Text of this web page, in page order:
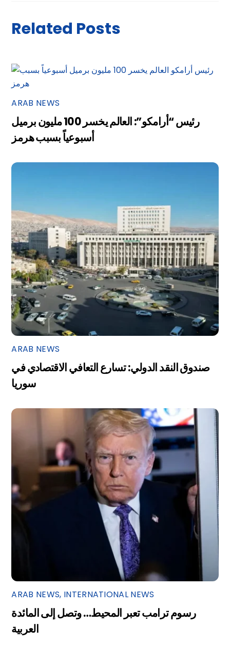
Related Posts
ARAB NEWS
رئيس “أرامكو”: العالم يخسر 100 مليون برميل
أسبوعياً بسبب هرمز
ARAB NEWS
صندوق النقد الدولي: تسارع التعافي الاقتصادي في
سوريا
ARAB NEWS, INTERNATIONAL NEWS
رسوم ترامب تعبر المحيط… وتصل إلى المائدة
العربية